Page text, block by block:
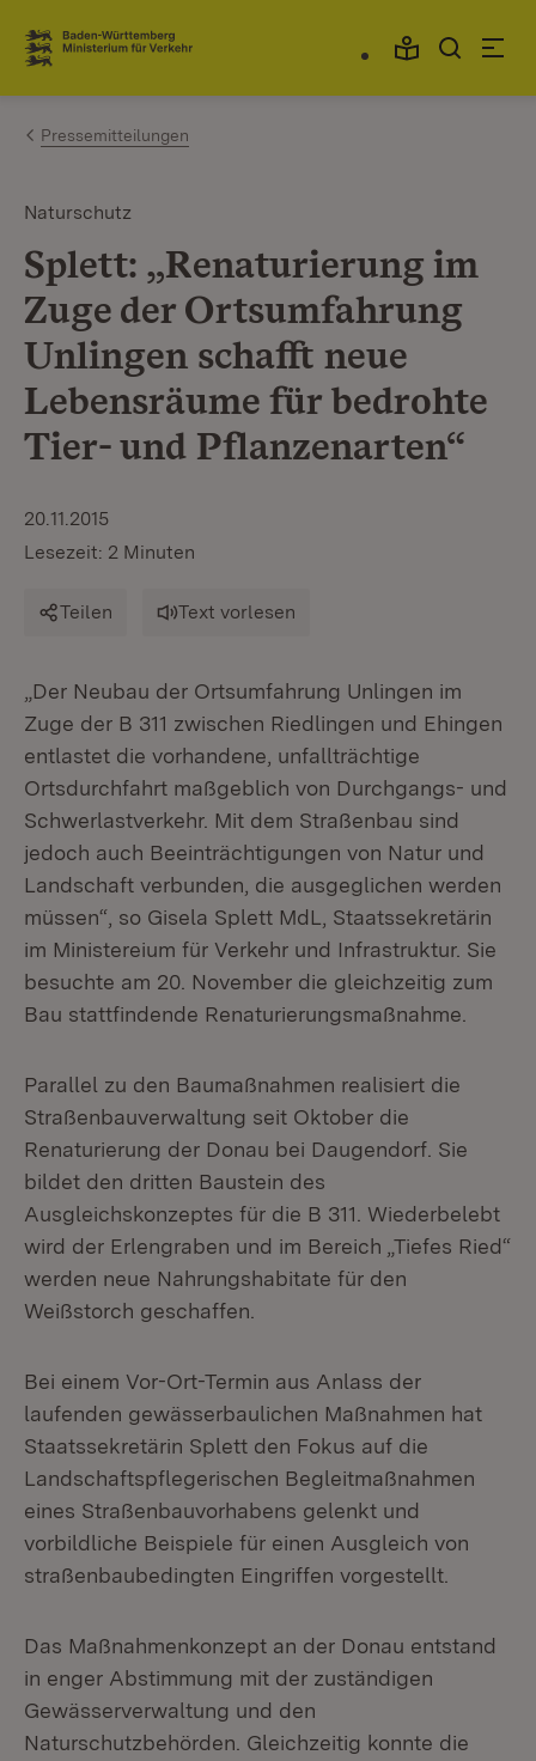
Zum Inhalt springen
Link zur Startseite
Pressemitteilungen
Naturschutz
Splett: „Renaturierung im
Zuge der Ortsumfahrung
Unlingen schafft neue
Lebensräume für bedrohte
Tier- und Pflanzenarten“
20.11.2015
Lesezeit: 2 Minuten
Teilen Text vorlesen
„Der Neubau der Ortsumfahrung Unlingen im
Zuge der B 311 zwischen Riedlingen und Ehingen
entlastet die vorhandene, unfallträchtige
Ortsdurchfahrt maßgeblich von Durchgangs- und
Schwerlastverkehr. Mit dem Straßenbau sind
jedoch auch Beeinträchtigungen von Natur und
Landschaft verbunden, die ausgeglichen werden
müssen“, so Gisela Splett MdL, Staatssekretärin
im Ministereium für Verkehr und Infrastruktur. Sie
besuchte am 20. November die gleichzeitig zum
Bau stattfindende Renaturierungsmaßnahme.
Parallel zu den Baumaßnahmen realisiert die
Straßenbauverwaltung seit Oktober die
Renaturierung der Donau bei Daugendorf. Sie
bildet den dritten Baustein des
Ausgleichskonzeptes für die B 311. Wiederbelebt
wird der Erlengraben und im Bereich „Tiefes Ried“
werden neue Nahrungshabitate für den
Weißstorch geschaffen.
Bei einem Vor-Ort-Termin aus Anlass der
laufenden gewässerbaulichen Maßnahmen hat
Staatssekretärin Splett den Fokus auf die
Landschaftspflegerischen Begleitmaßnahmen
eines Straßenbauvorhabens gelenkt und
vorbildliche Beispiele für einen Ausgleich von
straßenbaubedingten Eingriffen vorgestellt.
Das Maßnahmenkonzept an der Donau entstand
in enger Abstimmung mit der zuständigen
Gewässerverwaltung und den
Naturschutzbehörden. Gleichzeitig konnte die